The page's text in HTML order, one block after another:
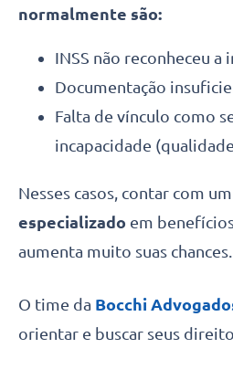
normalmente são:
INSS não reconheceu a
Documentação
Falta de vínculo como
incapacidade
Nesses casos, contar com um
especializado em
aumenta muito suas chances.
O time da Bocchi
orientar e buscar seus